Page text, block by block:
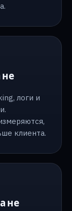
не
логи и
клиента.
не